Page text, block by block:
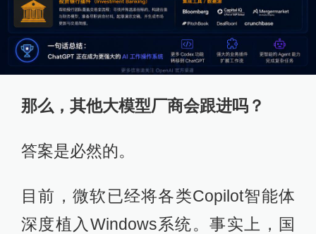
那么，其他大模型厂商会跟进吗？
答案是必然的。
目前，微软已经将各类Copilot智能体
深度植入Windows系统。事实上，国